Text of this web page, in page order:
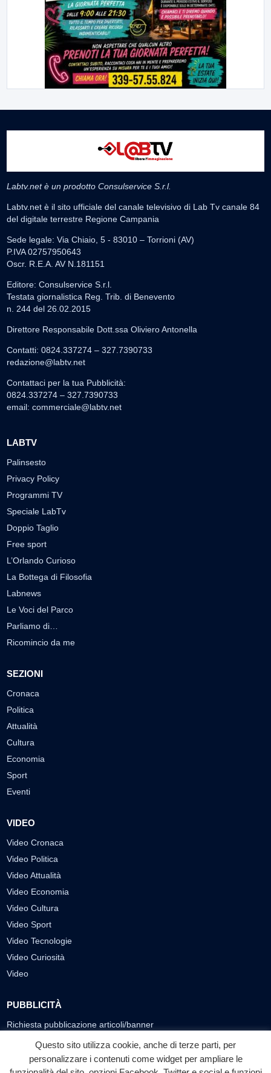
Labtv.net è un prodotto Consulservice S.r.l.
Labtv.net è il sito ufficiale del canale televisivo di Lab Tv canale 84
del digitale terrestre Regione Campania
Sede legale: Via Chiaio, 5 - 83010 – Torrioni (AV)
P.IVA 02757950643
Oscr. R.E.A. AV N.181151
Editore: Consulservice S.r.l.
Testata giornalistica Reg. Trib. di Benevento
n. 244 del 26.02.2015
Direttore Responsabile Dott.ssa Oliviero Antonella
Contatti: 0824.337274 – 327.7390733
redazione@labtv.net
Contattaci per la tua Pubblicità:
0824.337274 – 327.7390733
email: commerciale@labtv.net
LABTV
Palinsesto
Privacy Policy
Programmi TV
Speciale LabTv
Doppio Taglio
Free sport
L’Orlando Curioso
La Bottega di Filosofia
Labnews
Le Voci del Parco
Parliamo di…
Ricomincio da me
SEZIONI
Cronaca
Politica
Attualità
Cultura
Economia
Sport
Eventi
VIDEO
Video Cronaca
Video Politica
Video Attualità
Video Economia
Video Cultura
Video Sport
Video Tecnologie
Video Curiosità
Video
PUBBLICITÀ
Richiesta pubblicazione articoli/banner
SEGUICI SUI SOCIAL
Questo sito utilizza cookie, anche di terze parti, per
personalizzare i contenuti come widget per ampliare le